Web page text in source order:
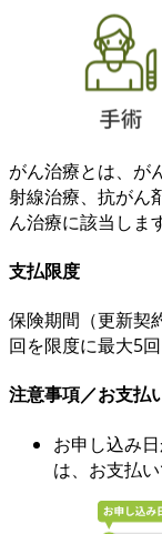
がん治療とは、 が
射線治療、抗がん
ん治療に該当します
支払限度
保険期間（更新契
回を限度に最大5
注意事項／お支払
お申し込み
は、お支払い